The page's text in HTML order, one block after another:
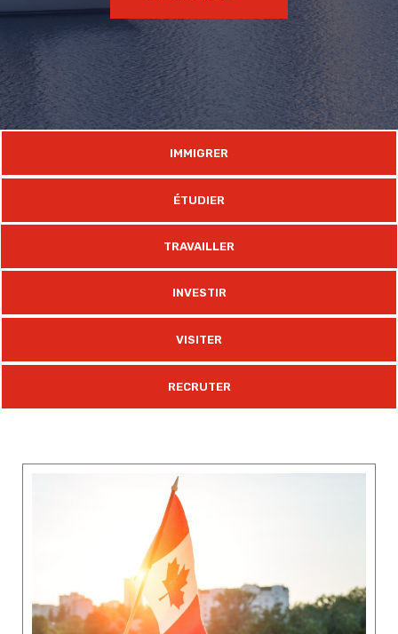
IMMIGRER
ÉTUDIER
TRAVAILLER
INVESTIR
VISITER
RECRUTER